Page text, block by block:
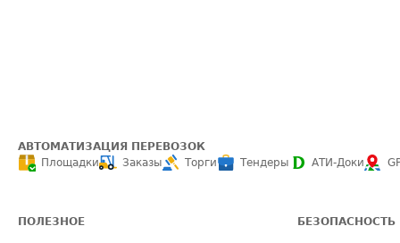
АВТОМАТИЗАЦИЯ ПЕРЕВОЗОК
Площадки
Заказы Торги Тендеры АТИ-Доки
ПОЛЕЗНОЕ БЕЗОПАСНОСТЬ